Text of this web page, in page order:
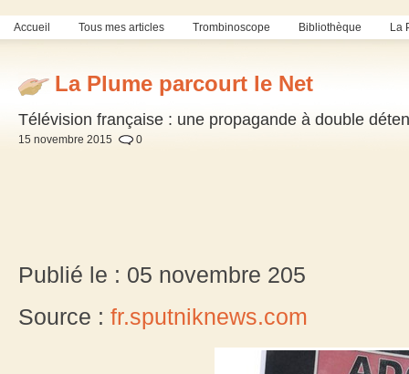
Accueil Tous mes articles Trombinoscope Bibliothèque La
La Plume parcourt le Net
Télévision française : une propagande à double
15 novembre 2015 0
Publié le : 05 novembre 205
Source : fr.sputniknews.com